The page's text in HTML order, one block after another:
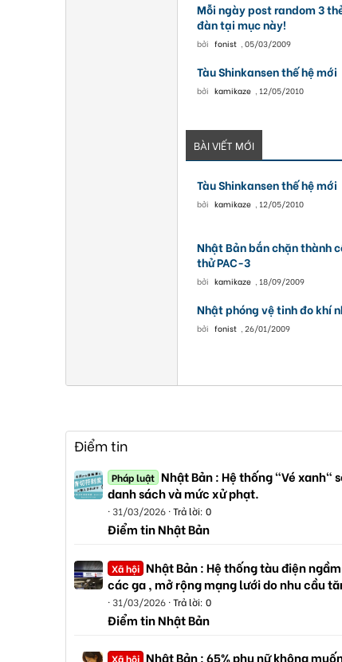
Mỗi ngày post random 3
đàn tại mục này!
bởi fonist , 05/03/2009
Tàu Shinkansen thế hệ mới
bởi kamikaze , 12/05/2010
BÀI VIẾT MỚI
Tàu Shinkansen thế hệ mới
bởi kamikaze , 12/05/2010
Nhật Bản bắn chặn thành
thử PAC-3
bởi kamikaze , 18/09/2009
Nhật phóng vệ tinh đo khí
bởi fonist , 26/01/2009
Điểm tin
Pháp luật Nhật Bản : Hệ thống "Vé xanh"
danh sách và mức xử phạt.
31/03/2026 Trả lời: 0
Điểm tin Nhật Bản
Xã hội Nhật Bản : Hệ thống tàu điện
các ga , mở rộng mạng lưới do nhu cầu
31/03/2026 Trả lời: 0
Điểm tin Nhật Bản
Xã hội Nhật Bản : 65% phụ nữ không